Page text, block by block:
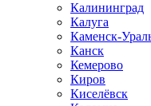
Калининград
Калуга
Каменск-
Канск
Кемерово
Киров
Киселёвск